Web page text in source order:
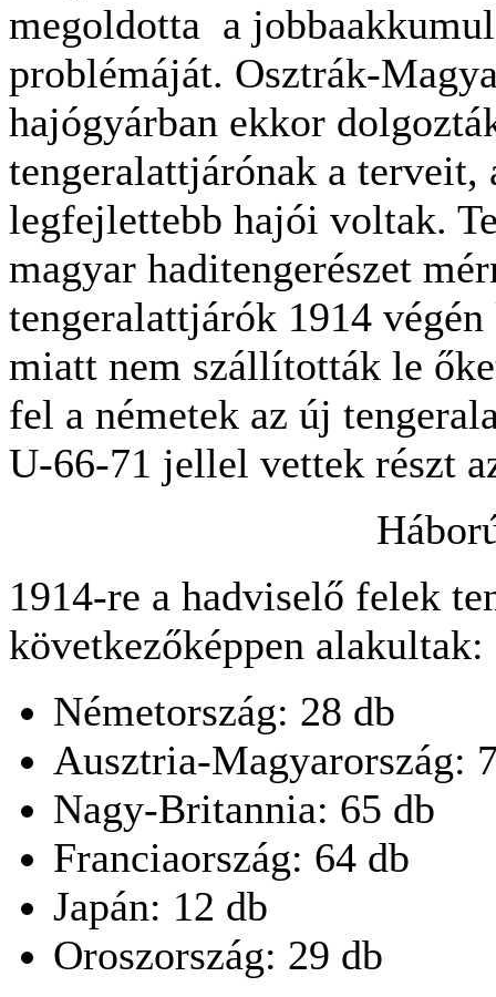
megoldotta a
problémáját. Osztrák-
hajógyárban ekkor
tengeralattjárónak a terveit,
legfejlettebb hajói voltak.
magyar haditengerészet
tengeralattjárók 1914
miatt nem szállították le
fel a németek az új
U-66-71 jellel vettek részt
1914-re a hadviselő felek
következőképpen alakultak:
Németország: 28 db
Ausztria-Magyarország:
Nagy-Britannia: 65 db
Franciaország: 64 db
Japán: 12 db
Oroszország: 29 db